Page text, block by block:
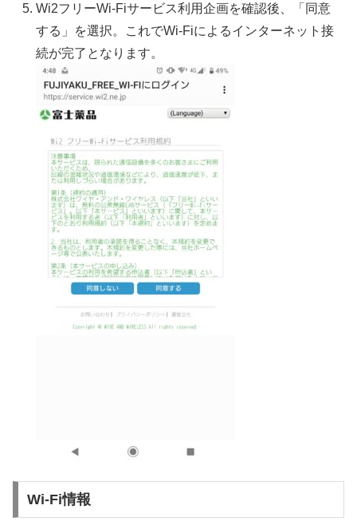
Wi2フリーWi-Fiサービス利用企画を確認後、「同意
する」を選択。これでWi-Fiによるインターネット接
続が完了となります。
Wi-Fi情報